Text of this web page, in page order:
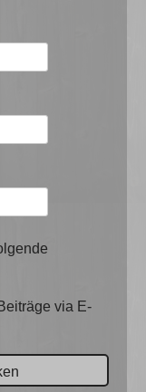
via E-